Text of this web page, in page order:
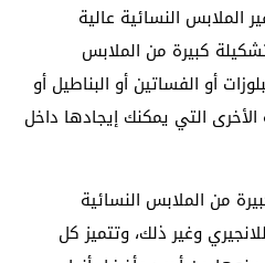
النسائية عالية
كبيرة من الملابس
أو الفساتين أو البناطيل أو
التي يمكنك إيجادها داخل
من الملابس النسائية
وغير ذلك، وتتميز كل